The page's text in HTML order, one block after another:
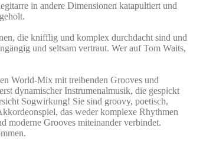
in andere Dimensionen katapultiert und
die knifflig und komplex durchdacht sind und
und seltsam vertraut. Wer auf Tom Waits,
World-Mix mit treibenden Grooves und
dynamischer Instrumenalmusik, die gespickt
Sogwirkung! Sie sind groovy, poetisch,
das weder komplexe Rhythmen
moderne Grooves miteinander verbindet.